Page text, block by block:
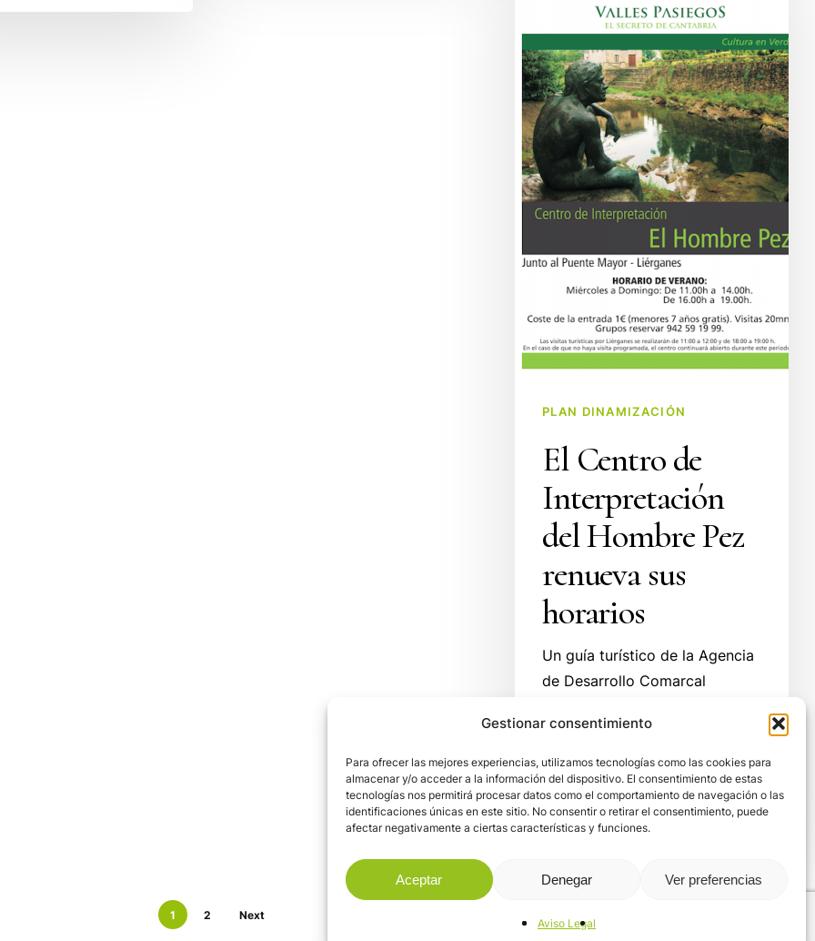
Gestionar consentimiento
Para ofrecer las mejores experiencias, utilizamos tecnologías como las cookies para
almacenar y/o acceder a la información del dispositivo. El consentimiento de estas
tecnologías nos permitirá procesar datos como el comportamiento de navegación o las
identificaciones únicas en este sitio. No consentir o retirar el consentimiento, puede
afectar negativamente a ciertas características y funciones.
Aceptar Denegar Ver preferencias
Aviso Legal
Interpretación
del
Hombre
Pez
renueva
sus
horarios
PLAN DINAMIZACIÓN
El Centro de
Interpretación
del Hombre Pez
renueva sus
horarios
Un guía turístico de la Agencia
de Desarrollo Comarcal
público y efectuará visitas
guiadas por…
22 de julio de 2011
1 2 Next